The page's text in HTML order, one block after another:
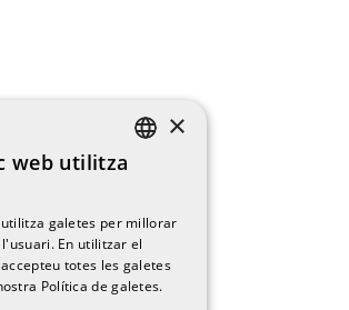
SPANISH
FRENCH
×
web utilitza
galetes per millorar
En utilitzar el
totes les galetes
Política de galetes.